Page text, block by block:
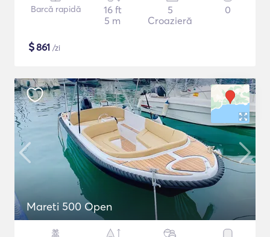
Barcă rapidă
16 ft
5 m
5
Croazieră
0
$861 /zi
Mareti 500 Open